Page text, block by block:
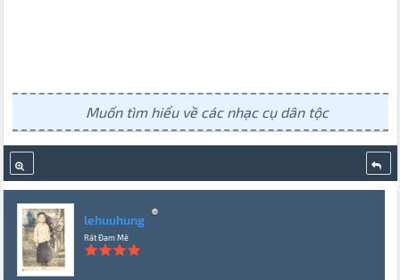
Muốn tìm hiểu về các nhạc cụ dân tộc
lehuuhung
Rất Đam Mê